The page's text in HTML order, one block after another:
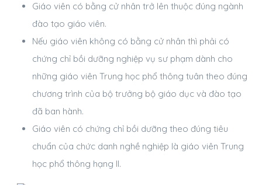
Giáo viên có bằng cử nhân trở lên thuộc đúng ngành
đào tạo giáo viên.
Nếu giáo viên không có bằng cử nhân thì phải có
chứng chỉ bồi dưỡng nghiệp vụ sư phạm dành cho
những giáo viên Trung học phổ thông tuân theo đúng
chương trình của bộ trưởng bộ giáo dục và đào tạo
đã ban hành.
Giáo viên có chứng chỉ bồi dưỡng theo đúng tiêu
chuẩn của chức danh nghề nghiệp là giáo viên Trung
học phổ thông hạng II.